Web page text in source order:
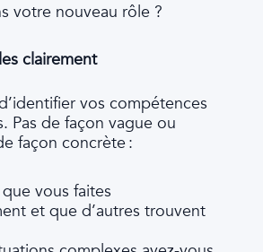
votre nouveau rôle ?
clairement
vos compétences
Pas de façon vague ou
façon concrète :
vous faites
et que d’autres trouvent